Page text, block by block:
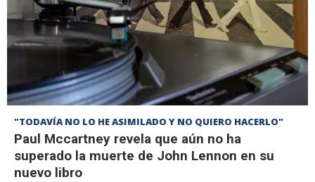
"TODAVÍA NO LO HE ASIMILADO Y NO QUIERO HACERLO"
Paul Mccartney revela que aún no ha
superado la muerte de John Lennon en su
nuevo libro